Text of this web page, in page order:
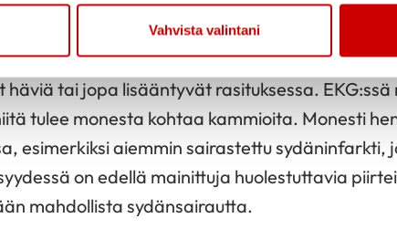
Vahvista valintani
odotellessa.
voi kuitenkin olla myös merkki sydänsairaudesta
häviä tai jopa lisääntyvät rasituksessa.
tulee monesta kohtaa kammioita. Monesti
esimerkiksi aiemmin sairastettu sydäninfarkti,
on edellä mainittuja huolestuttavia
mahdollista sydänsairautta.